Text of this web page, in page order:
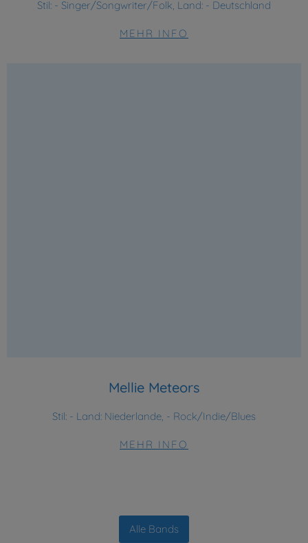
Stil: - Singer/Songwriter/Folk, Land: - Deutschland
MEHR INFO
Mellie Meteors
Stil: - Land: Niederlande, - Rock/Indie/Blues
MEHR INFO
Alle Bands